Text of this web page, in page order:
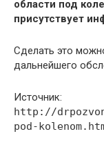
области под
присутствует
Сделать это
дальнейшего
Источник:
http://
pod-